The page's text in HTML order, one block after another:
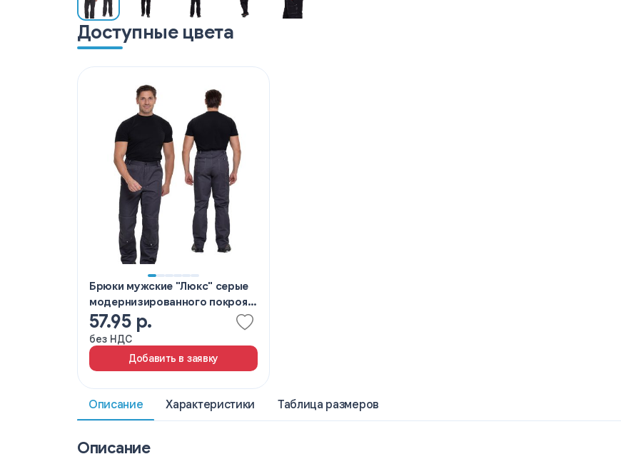
Доступные цвета
Брюки мужские "Люкс" серые
модернизированного покроя с
усиленными карманами
57.95 р.
без НДС
Добавить в заявку
Описание Характеристики Таблица размеров
Описание